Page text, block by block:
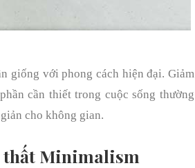
giống với phong cách hiện đại. Giảm
cần thiết trong cuộc sống thường
cho không gian.
thất Minimalism